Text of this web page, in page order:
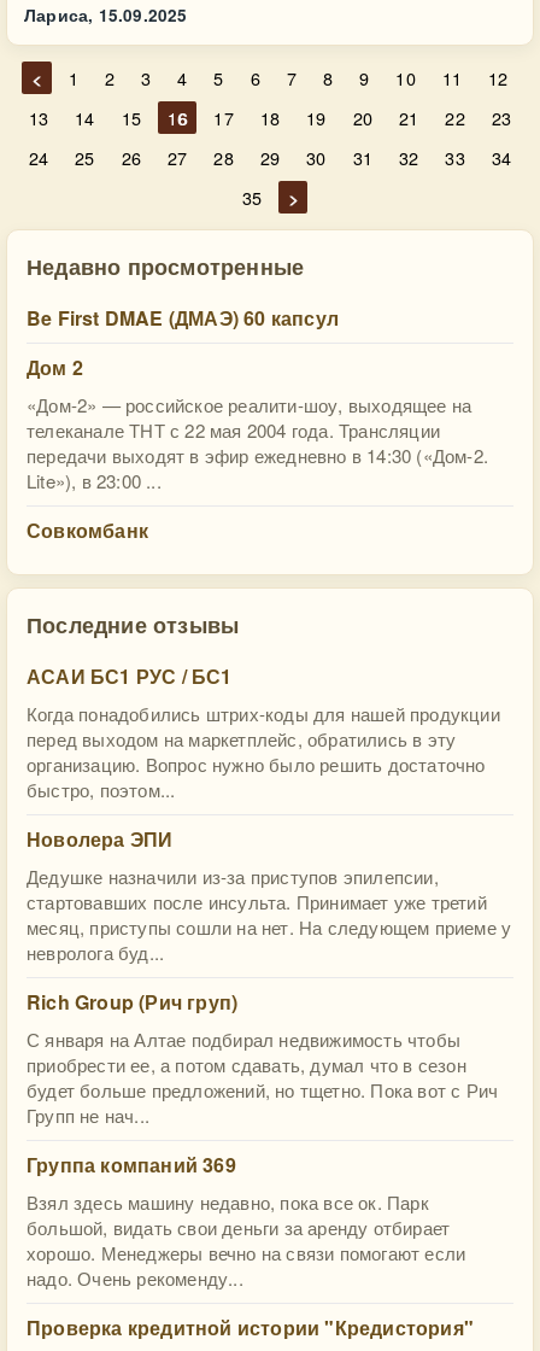
Лариса, 15.09.2025
< 1 2 3 4 5 6 7 8 9 10 11
12
13
14 15 16 17 18 19 20 21 22
23
24
25 26 27 28 29 30 31 32 33
34
35
>
Недавно просмотренные
Be First DMAE (ДМАЭ) 60 капсул
Дом 2
«Дом-2» — российское реалити-шоу, выходящее на
телеканале ТНТ с 22 мая 2004 года. Трансляции
передачи выходят в эфир ежедневно в 14:30 («Дом-2.
Lite»), в 23:00 ...
Совкомбанк
Последние отзывы
АСАИ БС1 РУС / БС1
Когда понадобились штрих-коды для нашей продукции
перед выходом на маркетплейс, обратились в эту
организацию. Вопрос нужно было решить достаточно
быстро, поэтом...
Новолера ЭПИ
Дедушке назначили из-за приступов эпилепсии,
стартовавших после инсульта. Принимает уже третий
месяц, приступы сошли на нет. На следующем приеме у
невролога буд...
Rich Group (Рич груп)
С января на Алтае подбирал недвижимость чтобы
приобрести ее, а потом сдавать, думал что в сезон
будет больше предложений, но тщетно. Пока вот с Рич
Групп не нач...
Группа компаний 369
Взял здесь машину недавно, пока все ок. Парк
большой, видать свои деньги за аренду отбирает
хорошо. Менеджеры вечно на связи помогают если
надо. Очень рекоменду...
Проверка кредитной истории "Кредистория"